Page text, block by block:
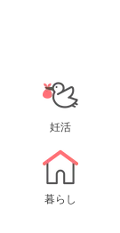
妊活
暮らし